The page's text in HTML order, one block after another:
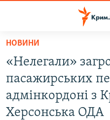
Перейти
основного
матеріалу
Перейти
до
основної
ВІДЕО ТА ФОТО
ПОЛІТИКА
НОВИНИ
«Нелегали»
пасажирських
адмінкордоні з
Херсонська ОДА